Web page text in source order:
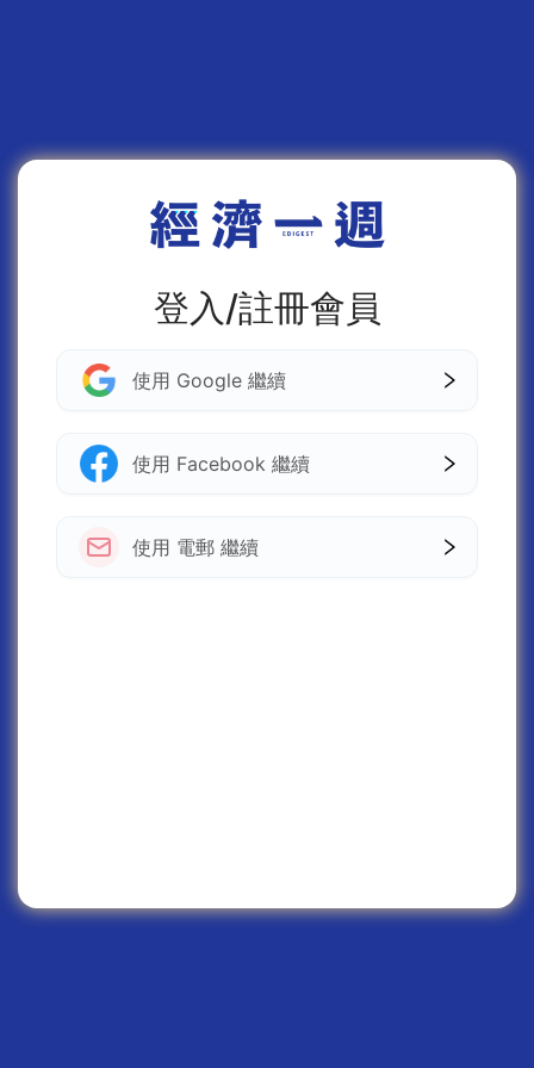
登入/註冊會員
使用 Google 繼續
使用 Facebook 繼續
使用 電郵 繼續